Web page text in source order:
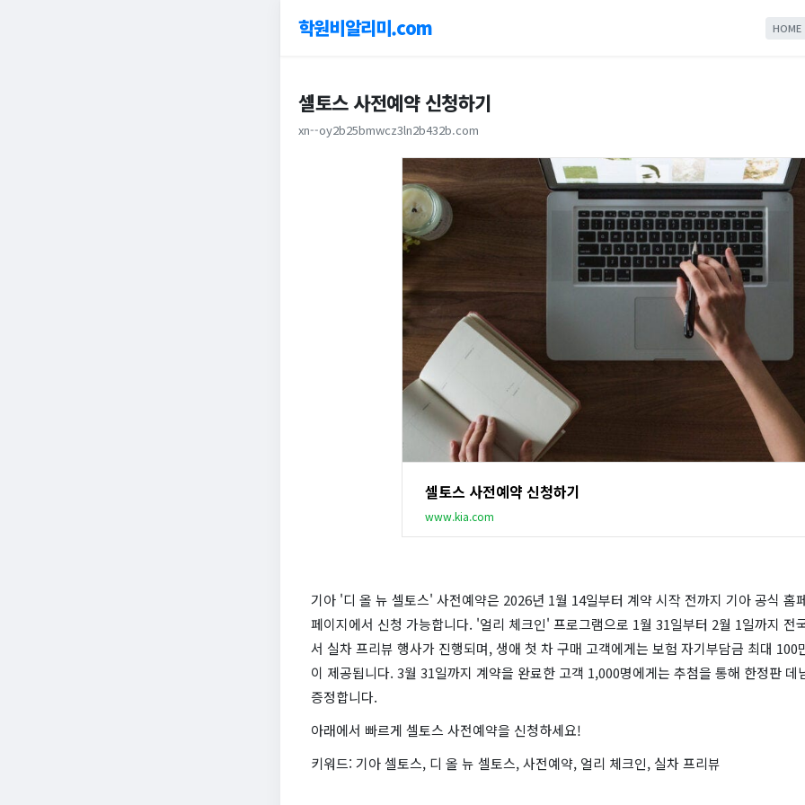
학원비알리미.com HOME
셀토스 사전예약 신청하기
xn--oy2b25bmwcz3ln2b432b.com
셀토스 사전예약 신청하기
www.kia.com
기아 '디 올 뉴 셀토스' 사전예약은 2026년 1월 14일부터 계약 시작 전까지 기아 공식 홈
페이지에서 신청 가능합니다. '얼리 체크인' 프로그램으로 1월 31일부터 2월 1일까지 전
서 실차 프리뷰 행사가 진행되며, 생애 첫 차 구매 고객에게는 보험 자기부담금 최대 100
이 제공됩니다. 3월 31일까지 계약을 완료한 고객 1,000명에게는 추첨을 통해 한정판 데
증정합니다.
아래에서 빠르게 셀토스 사전예약을 신청하세요!
키워드: 기아 셀토스, 디 올 뉴 셀토스, 사전예약, 얼리 체크인, 실차 프리뷰